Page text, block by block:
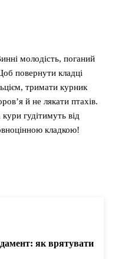
молодість, поганий
повернути кладці
тримати курник
й не лякати птахів.
гудітимуть від
кладкою!
як врятувати